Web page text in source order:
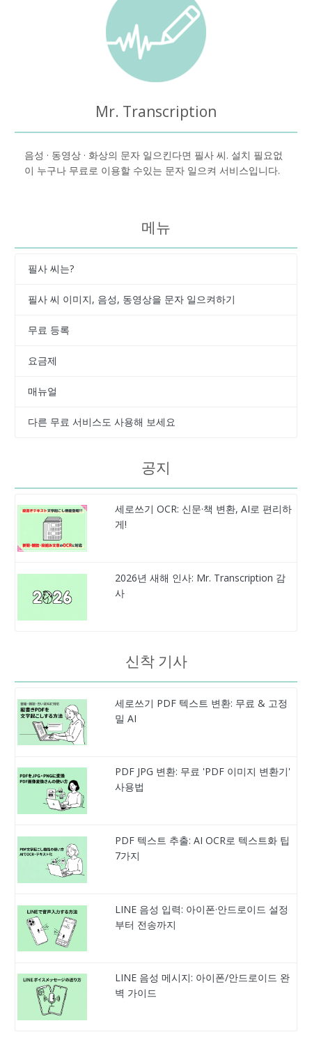
Mr. Transcription
음성 · 동영상 · 화상의 문자 일으킨다면 필사 씨. 설치 필요없
이 누구나 무료로 이용할 수있는 문자 일으켜 서비스입니다.
메뉴
필사 씨는?
필사 씨 이미지, 음성, 동영상을 문자 일으켜하기
무료 등록
요금제
매뉴얼
다른 무료 서비스도 사용해 보세요
공지
세로쓰기 OCR: 신문·책 변환, AI로 편리하
게!
2026년 새해 인사: Mr. Transcription 감
사
신착 기사
세로쓰기 PDF 텍스트 변환: 무료 & 고정
밀 AI
PDF JPG 변환: 무료 'PDF 이미지 변환기'
사용법
PDF 텍스트 추출: AI OCR로 텍스트화 팁
7가지
LINE 음성 입력: 아이폰·안드로이드 설정
부터 전송까지
LINE 음성 메시지: 아이폰/안드로이드 완
벽 가이드